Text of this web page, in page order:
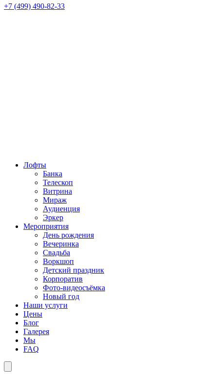
+7 (499) 490-82-33
Лофты
Банка
Телескоп
Витрина
Мираж
Аудиенция
Эркер
Мероприятия
День рождения
Вечеринка
Свадьба
Воркшоп
Детский праздник
Корпоратив
Фото-видеосъёмка
Новый год
Наши услуги
Цены
Блог
Галерея
Мы
FAQ